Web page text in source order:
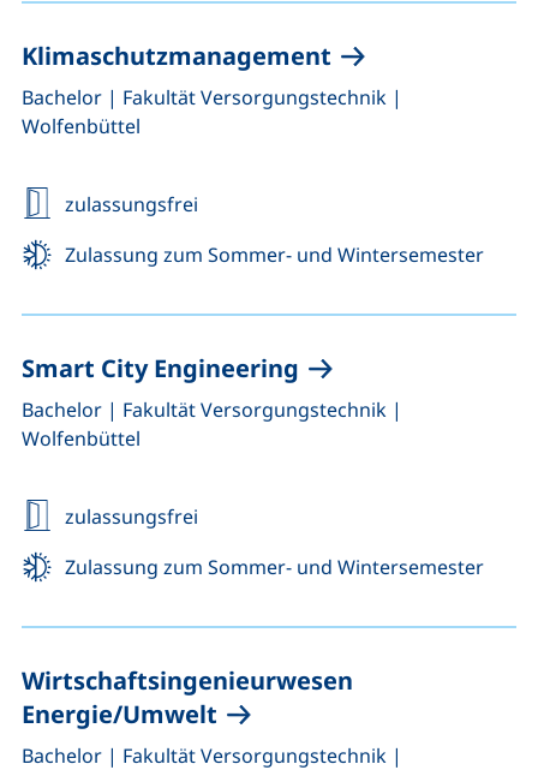
Klimaschutzmanagement
Bachelor, | Fakultät Versorgungstechnik |
Wolfenbüttel
zulassungsfrei
Zulassung zum Sommer- und Wintersemester
Smart City Engineering
Bachelor, | Fakultät Versorgungstechnik |
Wolfenbüttel
zulassungsfrei
Zulassung zum Sommer- und Wintersemester
Wirtschaftsingenieurwesen
Energie/Umwelt
Bachelor, | Fakultät Versorgungstechnik |